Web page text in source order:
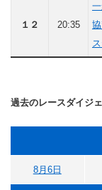
１２ 20:35
過去のレースダイジ
8月6日